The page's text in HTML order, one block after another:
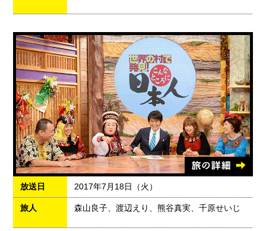
放送日 2017年7月18日（火）
旅人 森山良子、渡辺えり、熊谷真実、千原せいじ